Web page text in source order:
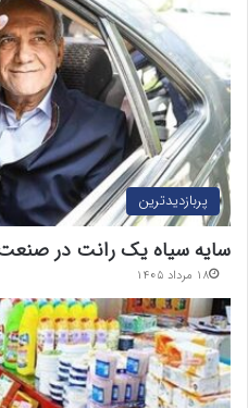
پربازدیدترین
سایه سیاه یک رانت در
۱۸ مرداد ۱۴۰۵